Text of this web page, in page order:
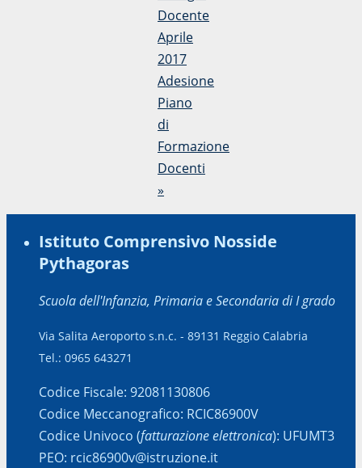
Docente
Aprile
2017
Adesione
Piano
di
Formazione
Docenti
»
Istituto Comprensivo Nosside
Pythagoras
Scuola dell'Infanzia, Primaria e Secondaria di I grado
Via Salita Aeroporto s.n.c. - 89131 Reggio Calabria
Tel.: 0965 643271
Codice Fiscale: 92081130806
Codice Meccanografico: RCIC86900V
Codice Univoco (fatturazione elettronica): UFUMT3
PEO: rcic86900v@istruzione.it